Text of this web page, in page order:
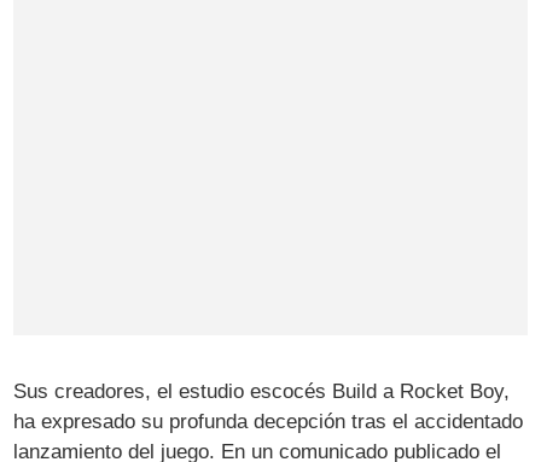
Sus creadores, el estudio escocés Build a Rocket Boy,
ha expresado su profunda decepción tras el accidentado
lanzamiento del juego. En un comunicado publicado el